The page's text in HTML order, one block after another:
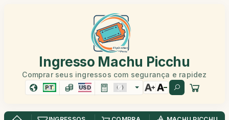
Ingresso Machu Picchu
Comprar seus ingressos com segurança e rapidez
PT USD